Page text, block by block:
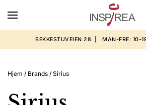
BEKKESTUVEIEN 28 | MAN-FRE:
Hjem / Brands / Sirius